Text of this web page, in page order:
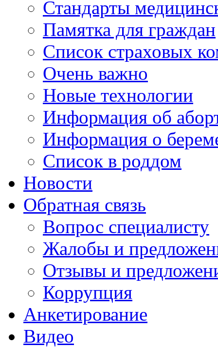
Стандарты
Памятка для граждан
Список страховых
Очень важно
Новые технологии
Информация об
Информация о
Список в роддом
Новости
Обратная связь
Вопрос специалисту
Жалобы и
Отзывы и
Коррупция
Анкетирование
Видео